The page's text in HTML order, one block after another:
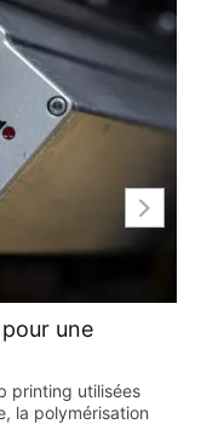
une
printing utilisées
la polymérisation